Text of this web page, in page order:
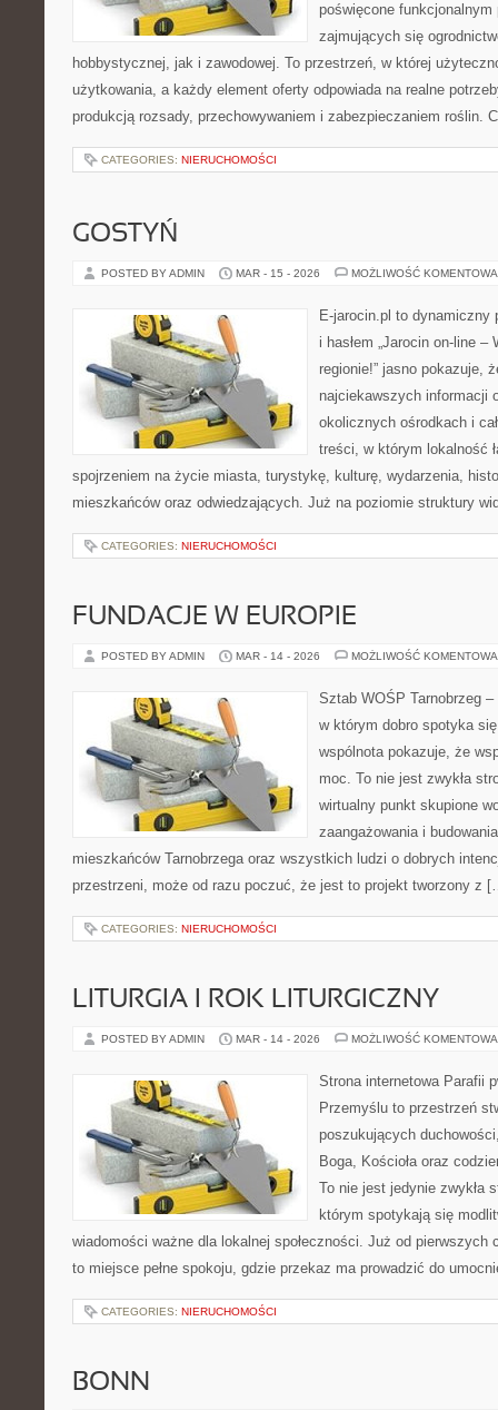
poświęcone funkcjonalnym
zajmujących się
hobbystycznej, jak i zawodowej. To przestrzeń, w której
użytkowania, a każdy element oferty odpowiada na realne
produkcją rozsady, przechowywaniem i zabezpieczaniem roślin.
CATEGORIES: NIERUCHOMOŚCI
GOSTYŃ
POSTED BY ADMIN MAR - 15 - 2026 MOŻLIWOŚĆ
E-jarocin.pl to dynamiczny
i hasłem „Jarocin on-line
regionie!” jasno pokazuje,
najciekawszych informacji
okolicznych ośrodkach i
treści, w którym lokalność
spojrzeniem na życie miasta, turystykę, kulturę, wydarzenia,
mieszkańców oraz odwiedzających. Już na poziomie struktury
CATEGORIES: NIERUCHOMOŚCI
FUNDACJE W EUROPIE
POSTED BY ADMIN MAR - 14 - 2026 MOŻLIWOŚĆ
Sztab WOŚP Tarnobrzeg
w którym dobro spotyka
wspólnota pokazuje, że
moc. To nie jest zwykła
wirtualny punkt skupione
zaangażowania i
mieszkańców Tarnobrzega oraz wszystkich ludzi o dobrych
przestrzeni, może od razu poczuć, że jest to projekt tworzony z
CATEGORIES: NIERUCHOMOŚCI
LITURGIA I ROK LITURGICZNY
POSTED BY ADMIN MAR - 14 - 2026 MOŻLIWOŚĆ
Strona internetowa Parafii
Przemyślu to przestrzeń
poszukujących
Boga, Kościoła oraz
To nie jest jedynie zwykła
którym spotykają się
wiadomości ważne dla lokalnej społeczności. Już od pierwszych
to miejsce pełne spokoju, gdzie przekaz ma prowadzić do
CATEGORIES: NIERUCHOMOŚCI
BONN